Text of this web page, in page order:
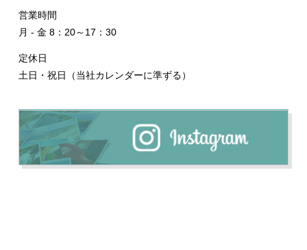
営業時間
月 - 金 8：20～17：30
定休日
土日・祝日（当社カレンダーに準ずる）